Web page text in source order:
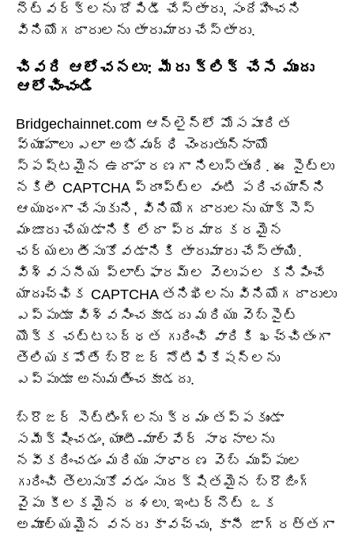
నెట్‌వర్క్‌లను దోపిడీ చేస్తారు, సందేహించని
వినియోగదారులను తారుమారు చేస్తారు.
చివరి ఆలోచనలు: మీరు క్లిక్ చేసే ముందు
ఆలోచించండి
Bridgechainnet.com ఆన్‌లైన్‌లో మోసపూరిత
వ్యూహాలు ఎలా అభివృద్ధి చెందుతున్నాయో
స్పష్టమైన ఉదాహరణగా నిలుస్తుంది. ఈ సైట్‌లు
నకిలీ CAPTCHA ప్రాంప్ట్‌ల వంటి పరిచయాన్ని
ఆయుధంగా చేసుకుని, వినియోగదారులను యాక్సెస్
మంజూరు చేయడానికి లేదా ప్రమాదకరమైన
చర్యలు తీసుకోవడానికి తారుమారు చేస్తాయి.
విశ్వసనీయ ప్లాట్‌ఫారమ్‌ల వెలుపల కనిపించే
యాదృచ్ఛిక CAPTCHA తనిఖీలను వినియోగదారులు
ఎప్పుడూ విశ్వసించకూడదు మరియు వెబ్‌సైట్
యొక్క చట్టబద్ధత గురించి వారికి ఖచ్చితంగా
తెలియకపోతే బ్రౌజర్ నోటిఫికేషన్‌లను
ఎప్పుడూ అనుమతించకూడదు.
బ్రౌజర్ సెట్టింగ్‌లను క్రమం తప్పకుండా
సమీక్షించడం, యాంటీ-మాల్వేర్ సాధనాలను
నవీకరించడం మరియు సాధారణ వెబ్ ముప్పుల
గురించి తెలుసుకోవడం సురక్షితమైన బ్రౌజింగ్
వైపు కీలకమైన దశలు. ఇంటర్నెట్ ఒక
అమూల్యమైన వనరు కావచ్చు, కానీ జాగ్రత్తగా